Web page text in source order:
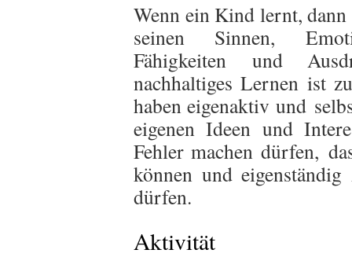
Wenn ein Kind lernt,
seinen Sinnen,
Fähigkeiten und
nachhaltiges Lernen ist
haben eigenaktiv und
eigenen Ideen und
Fehler machen dürfen,
können und
dürfen.
Aktivität